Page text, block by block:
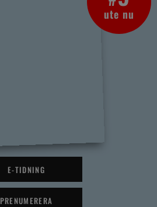
ute nu
E-TIDNING
PRENUMERERA